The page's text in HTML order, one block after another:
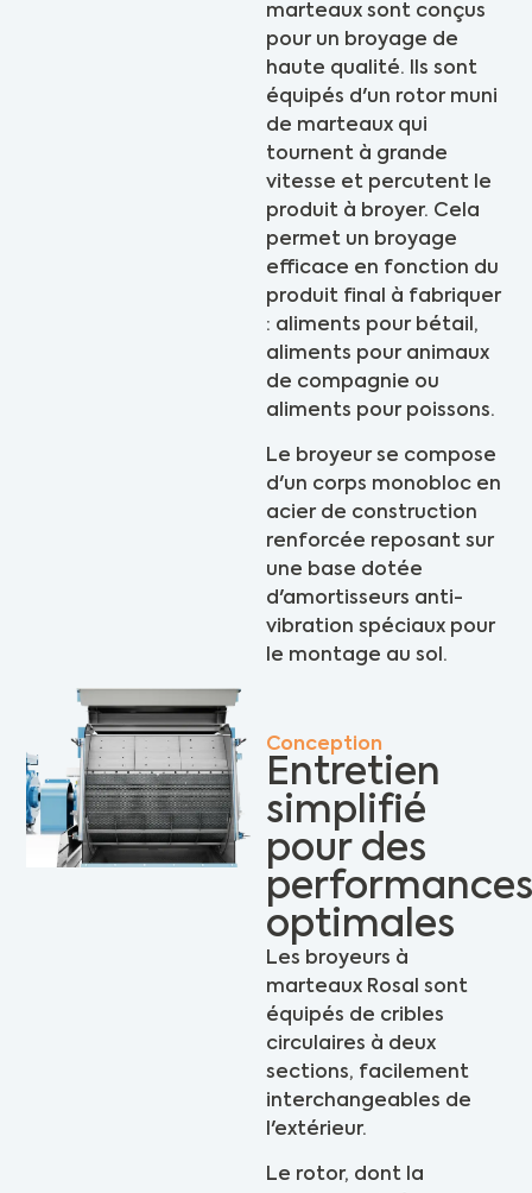
marteaux sont conçus
pour un broyage de
haute qualité. Ils sont
équipés d'un rotor muni
de marteaux qui
tournent à grande
vitesse et percutent le
produit à broyer. Cela
permet un broyage
efficace en fonction du
produit final à fabriquer
: aliments pour bétail,
aliments pour animaux
de compagnie ou
aliments pour poissons.
Le broyeur se compose
d'un corps monobloc en
acier de construction
renforcée reposant sur
une base dotée
d'amortisseurs anti-
vibration spéciaux pour
le montage au sol.
Conception
Entretien
simplifié
pour des
performances
optimales
Les broyeurs à
marteaux Rosal sont
équipés de cribles
circulaires à deux
sections, facilement
interchangeables de
l'extérieur.
Le rotor, dont la